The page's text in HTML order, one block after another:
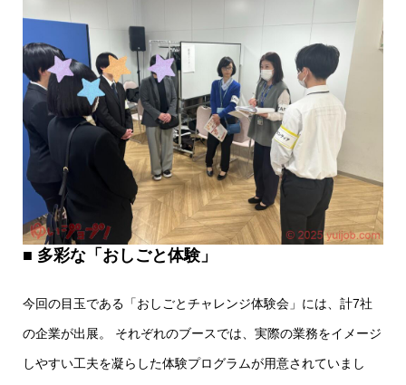
■ 多彩な「おしごと体験」
今回の目玉である「おしごとチャレンジ体験会」には、計7社
の企業が出展。 それぞれのブースでは、実際の業務をイメージ
しやすい工夫を凝らした体験プログラムが用意されていまし